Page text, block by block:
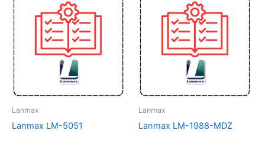
Lanmax
Lanmax LM-5051
Lanmax
Lanmax LM-1988-MDZ